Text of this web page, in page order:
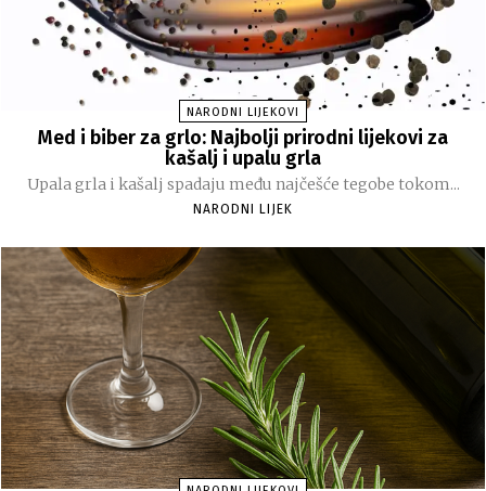
NARODNI LIJEKOVI
Med i biber za grlo: Najbolji prirodni lijekovi za
kašalj i upalu grla
Upala grla i kašalj spadaju među najčešće tegobe tokom...
NARODNI LIJEK